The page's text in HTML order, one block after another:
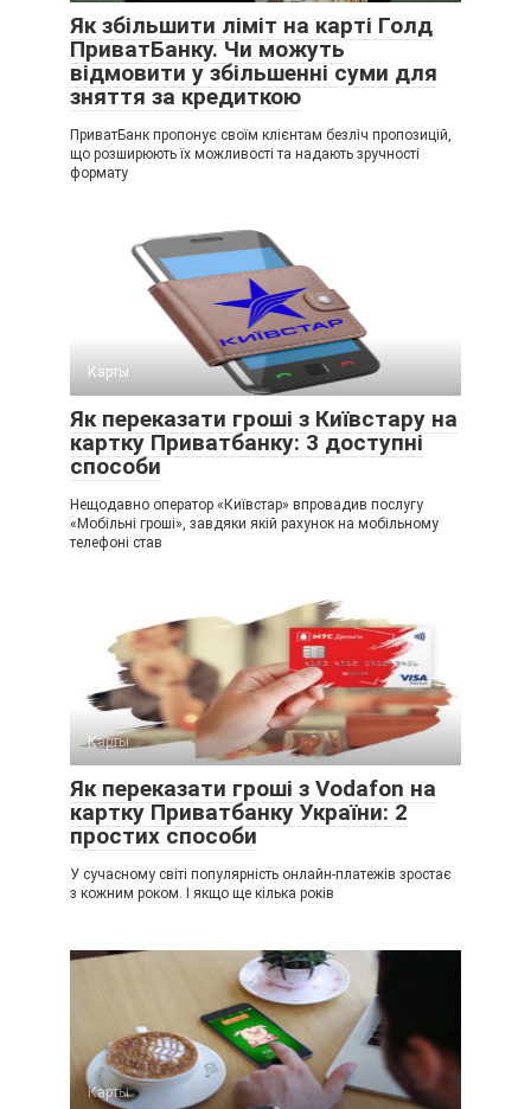
Як збільшити ліміт на карті Голд
ПриватБанку. Чи можуть
відмовити у збільшенні суми для
зняття за кредиткою
ПриватБанк пропонує своїм клієнтам безліч пропозицій,
що розширюють їх можливості та надають зручності
формату
Карты
Як переказати гроші з Київстару на
картку Приватбанку: 3 доступні
способи
Нещодавно оператор «Київстар» впровадив послугу
«Мобільні гроші», завдяки якій рахунок на мобільному
телефоні став
Карты
Як переказати гроші з Vodafon на
картку Приватбанку України: 2
простих способи
У сучасному світі популярність онлайн-платежів зростає
з кожним роком. І якщо ще кілька років
Карты